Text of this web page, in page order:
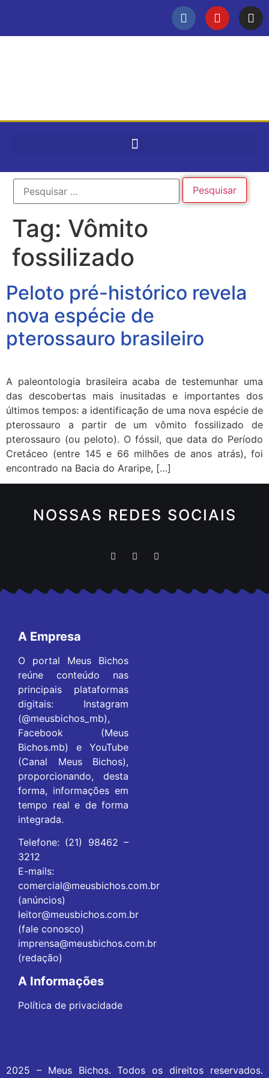
Tag: Vômito
fossilizado
Peloto pré-histórico revela
nova espécie de
pterossauro brasileiro
A paleontologia brasileira acaba de testemunhar uma
das descobertas mais inusitadas e importantes dos
últimos tempos: a identificação de uma nova espécie de
pterossauro a partir de um vômito fossilizado de
pterossauro (ou peloto). O fóssil, que data do Período
Cretáceo (entre 145 e 66 milhões de anos atrás), foi
encontrado na Bacia do Araripe, […]
NOSSAS REDES SOCIAIS
A Empresa
O portal Meus Bichos
reúne conteúdo nas
principais plataformas
digitais: Instagram
(@meusbichos_mb),
Facebook (Meus
Bichos.mb) e YouTube
(Canal Meus Bichos),
proporcionando, desta
forma, informações em
tempo real e de forma
integrada.
Telefone: (21) 98462 –
3212
E-mails:
comercial@meusbichos.com.br
(anúncios)
leitor@meusbichos.com.br
(fale conosco)
imprensa@meusbichos.com.br
(redação)
A Informações
Política de privacidade
2025 – Meus Bichos. Todos os direitos reservados.